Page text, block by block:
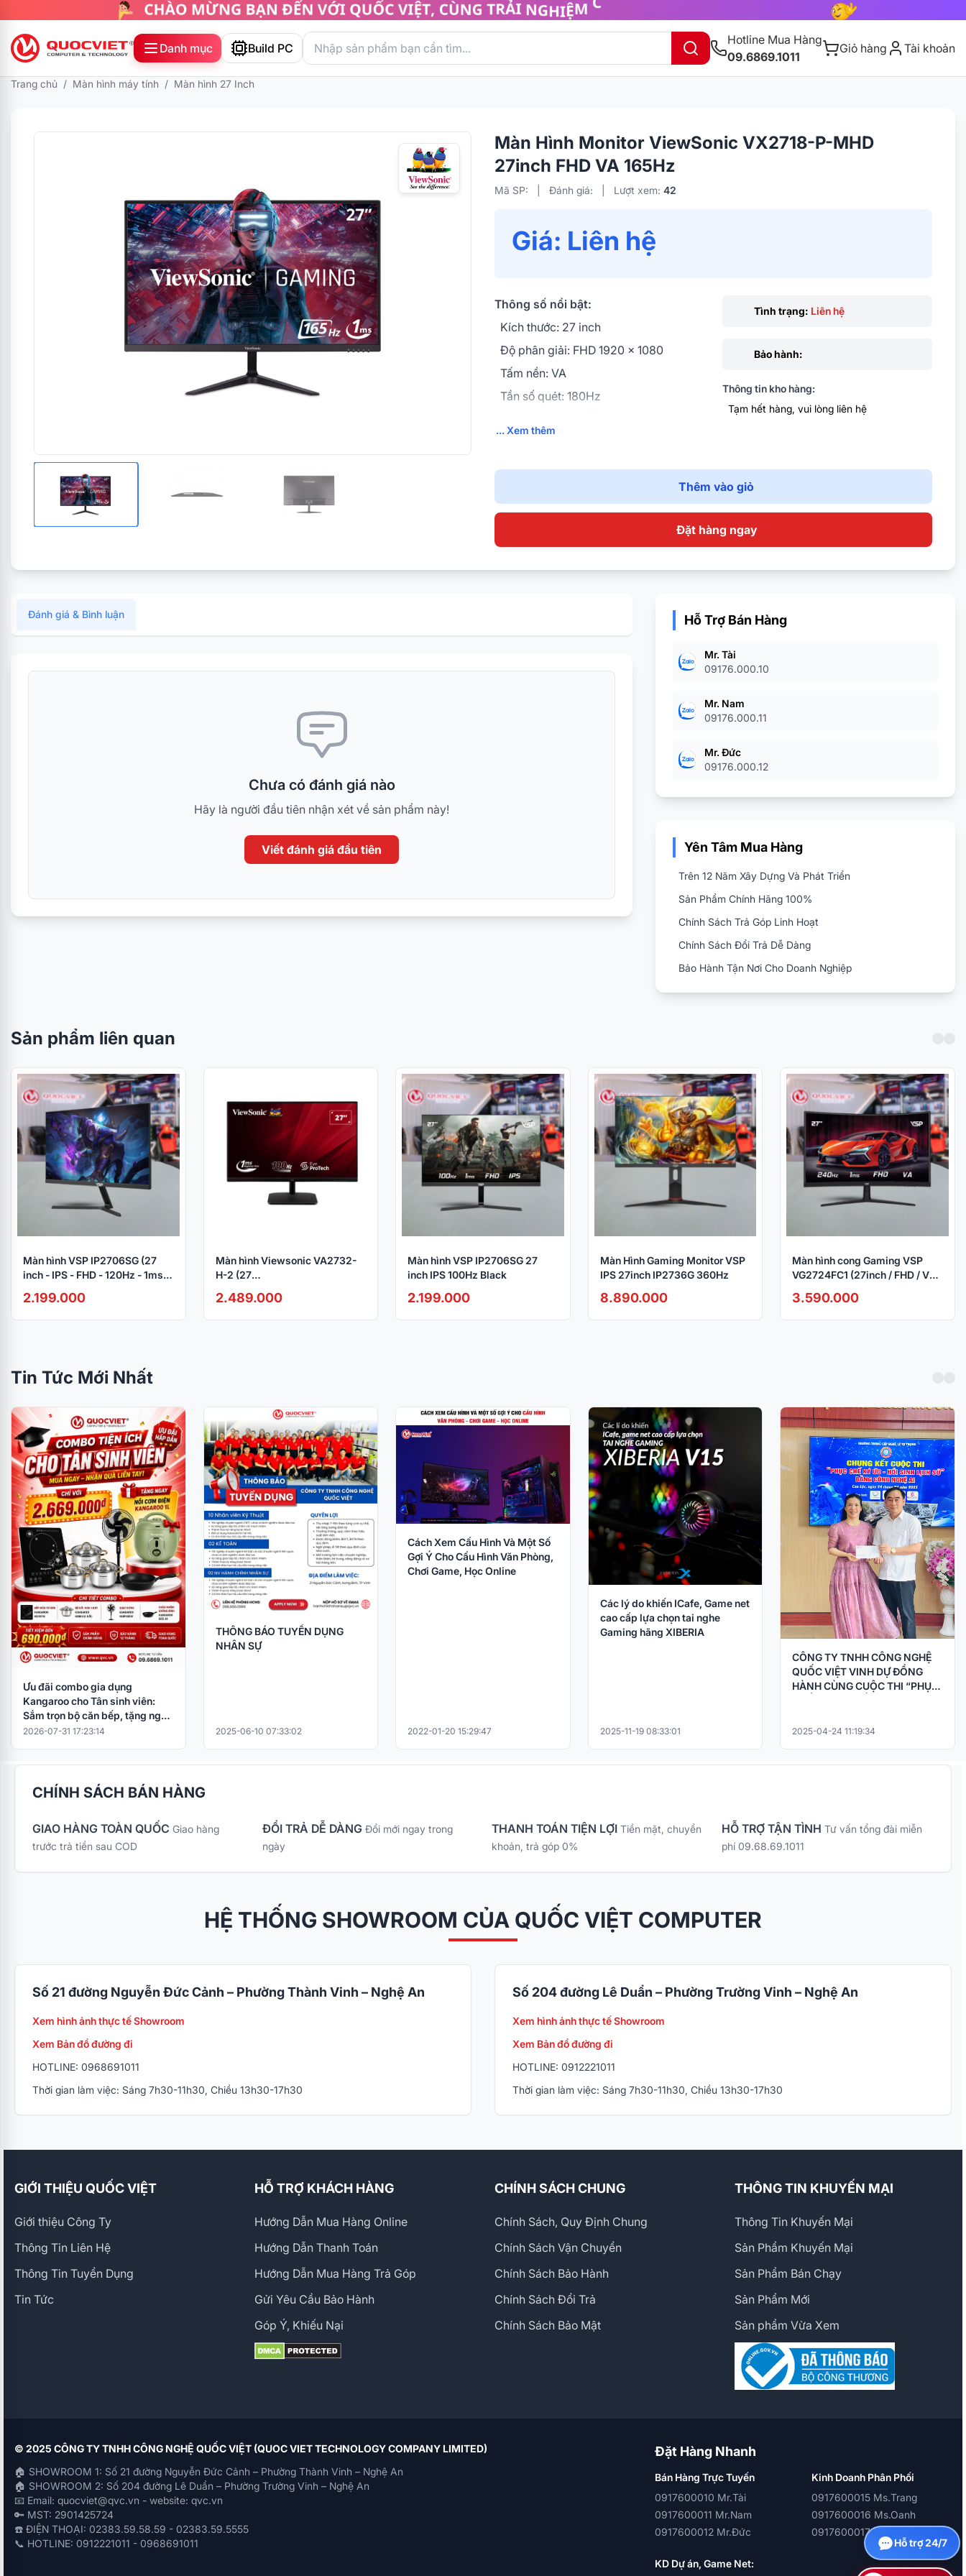
Danh mục Build PC
Hotline Mua Hàng
09.6869.1011
Giỏ hàng Tài khoản
Trang chủ / Màn hình máy tính / Màn hình 27 Inch
Màn Hình Monitor ViewSonic VX2718-P-MHD
27inch FHD VA 165Hz
Mã SP: Đánh giá: Lượt xem: 42
Giá: Liên hệ
Thông số nổi bật:
Kích thước: 27 inch
Độ phân giải: FHD 1920 x 1080
Tấm nền: VA
Tần số quét: 180Hz
Cổng kết nối: HDMI 1.4 x2, DisplayPort
x1,
... Xem thêm
Tình trạng: Liên hệ
Bảo hành:
Thông tin kho hàng:
Tạm hết hàng, vui lòng liên hệ
Thêm vào giỏ
Đặt hàng ngay
Đánh giá & Bình luận
Chưa có đánh giá nào
Hãy là người đầu tiên nhận xét về sản phẩm này!
Viết đánh giá đầu tiên
Hỗ Trợ Bán Hàng
Mr. Tài
09176.000.10
Mr. Nam
09176.000.11
Mr. Đức
09176.000.12
Yên Tâm Mua Hàng
Trên 12 Năm Xây Dựng Và Phát Triển
Sản Phẩm Chính Hãng 100%
Chính Sách Trả Góp Linh Hoạt
Chính Sách Đổi Trả Dễ Dàng
Bảo Hành Tận Nơi Cho Doanh Nghiệp
Sản phẩm liên quan
Màn hình VSP IP2706SG (27
inch - IPS - FHD - 120Hz - 1ms)
2.199.000
Màn hình Viewsonic VA2732-
H-2 (27
2.489.000
Màn hình VSP IP2706SG 27
inch IPS 100Hz Black
2.199.000
Màn Hình Gaming Monitor VSP
IPS 27inch IP2736G 360Hz
8.890.000
Màn hình cong Gaming VSP
VG2724FC1 (27inch / FHD / VA /
FreeSYNC)
3.590.000
Tin Tức Mới Nhất
Ưu đãi combo gia dụng
Kangaroo cho Tân sinh viên:
Sắm trọn bộ căn bếp, tặng ngay
nồi cơm điện
2026-07-31 17:23:14
THÔNG BÁO TUYỂN DỤNG
NHÂN SỰ
2025-06-10 07:33:02
Cách Xem Cấu Hình Và Một Số
Gợi Ý Cho Cấu Hình Văn Phòng,
Chơi Game, Học Online
2022-01-20 15:29:47
Các lý do khiến ICafe, Game net
cao cấp lựa chọn tai nghe
Gaming hãng XIBERIA
2025-11-19 08:33:01
CÔNG TY TNHH CÔNG NGHỆ
QUỐC VIỆT VINH DỰ ĐỒNG
HÀNH CÙNG CUỘC THI “PHỤC
2025-04-24 11:19:34
CHÍNH SÁCH BÁN HÀNG
GIAO HÀNG TOÀN QUỐC Giao hàng
trước trả tiền sau COD
ĐỔI TRẢ DỄ DÀNG Đổi mới ngay trong
ngày
THANH TOÁN TIỆN LỢI Tiền mặt, chuyển
khoản, trả góp 0%
HỖ TRỢ TẬN TÌNH Tư vấn tổng đài miễn
phí 09.68.69.1011
HỆ THỐNG SHOWROOM CỦA QUỐC VIỆT COMPUTER
Số 21 đường Nguyễn Đức Cảnh – Phường Thành Vinh – Nghệ An
Xem hình ảnh thực tế Showroom
Xem Bản đồ đường đi
HOTLINE: 0968691011
Thời gian làm việc: Sáng 7h30-11h30, Chiều 13h30-17h30
Số 204 đường Lê Duẩn – Phường Trường Vinh – Nghệ An
Xem hình ảnh thực tế Showroom
Xem Bản đồ đường đi
HOTLINE: 0912221011
Thời gian làm việc: Sáng 7h30-11h30, Chiều 13h30-17h30
GIỚI THIỆU QUỐC VIỆT
Giới thiệu Công Ty
Thông Tin Liên Hệ
Thông Tin Tuyển Dụng
Tin Tức
HỖ TRỢ KHÁCH HÀNG
Hướng Dẫn Mua Hàng Online
Hướng Dẫn Thanh Toán
Hướng Dẫn Mua Hàng Trả Góp
Gửi Yêu Cầu Bảo Hành
Góp Ý, Khiếu Nại
CHÍNH SÁCH CHUNG
Chính Sách, Quy Định Chung
Chính Sách Vận Chuyển
Chính Sách Bảo Hành
Chính Sách Đổi Trả
Chính Sách Bảo Mật
THÔNG TIN KHUYẾN MẠI
Thông Tin Khuyến Mại
Sản Phẩm Khuyến Mại
Sản Phẩm Bán Chạy
Sản Phẩm Mới
Sản phẩm Vừa Xem
© 2025 CÔNG TY TNHH CÔNG NGHỆ QUỐC VIỆT (QUOC VIET TECHNOLOGY COMPANY LIMITED)
🏠 SHOWROOM 1: Số 21 đường Nguyễn Đức Cảnh – Phường Thành Vinh – Nghệ An
🏠 SHOWROOM 2: Số 204 đường Lê Duẩn – Phường Trường Vinh – Nghệ An
📧 Email: quocviet@qvc.vn - website: qvc.vn
🔑 MST: 2901425724
☎️ ĐIỆN THOẠI: 02383.59.58.59 - 02383.59.5555
📞 HOTLINE: 0912221011 - 0968691011
Đặt Hàng Nhanh
Bán Hàng Trực Tuyến
0917600010 Mr.Tài
0917600011 Mr.Nam
0917600012 Mr.Đức
Kinh Doanh Phân Phối
0917600015 Ms.Trang
0917600016 Ms.Oanh
0917600017 Ms.Quỳnh
KD Dự án, Game Net:
Hỗ trợ 24/7